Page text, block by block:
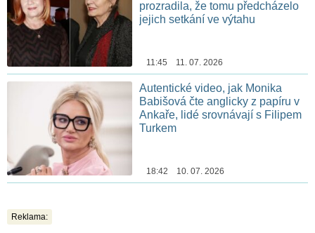
prozradila, že tomu předcházelo
jejich setkání ve výtahu
11:45 11. 07. 2026
Autentické video, jak Monika
Babišová čte anglicky z papíru v
Ankaře, lidé srovnávají s Filipem
Turkem
18:42 10. 07. 2026
Reklama: